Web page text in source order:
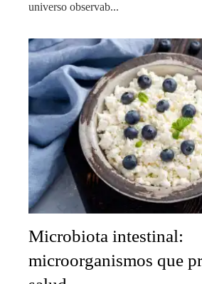
universo observab...
Microbiota intestinal:
microorganismos que